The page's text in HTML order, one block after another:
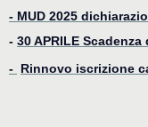
- MUD 2025
- 30 APRILE Scadenza
- Rinnovo iscrizione